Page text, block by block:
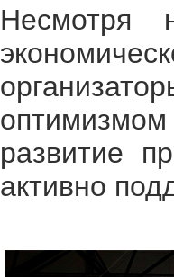
Несмотря
развитие
активно